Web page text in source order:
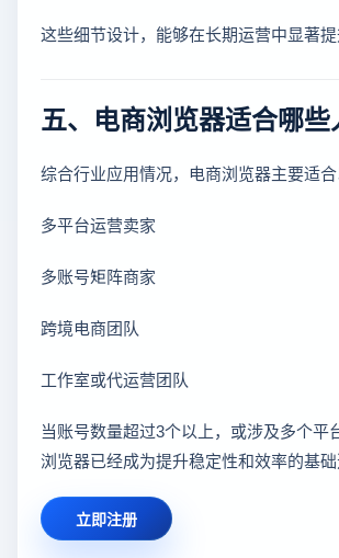
这些细节设计，能够在长期运营中显著提
五、电商浏览器适合哪些
综合行业应用情况，电商浏览器主要适合
多平台运营卖家
多账号矩阵商家
跨境电商团队
工作室或代运营团队
当账号数量超过3个以上，或涉及多个平
浏览器已经成为提升稳定性和效率的基础
立即注册